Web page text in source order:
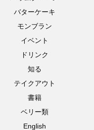
バターケーキ
モンブラン
イベント
ドリンク
知る
テイクアウト
書籍
ベリー類
English